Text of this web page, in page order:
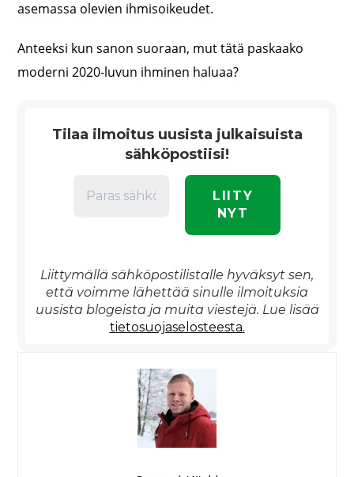
asemassa olevien ihmisoikeudet.
Anteeksi kun sanon suoraan, mut tätä paskaako
moderni 2020-luvun ihminen haluaa?
Tilaa ilmoitus uusista julkaisuista
sähköpostiisi!
Liittymällä sähköpostilistalle hyväksyt sen,
että voimme lähettää sinulle ilmoituksia
uusista blogeista ja muita viestejä. Lue lisää
tietosuojaselosteesta.